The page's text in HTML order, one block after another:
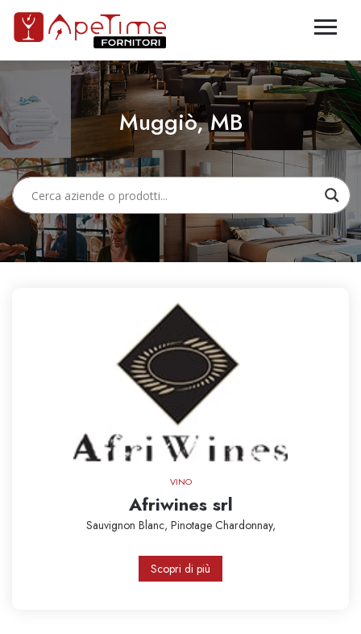
Muggiò, MB
VINO
Afriwines srl
Sauvignon Blanc, Pinotage Chardonnay,
Scopri di più